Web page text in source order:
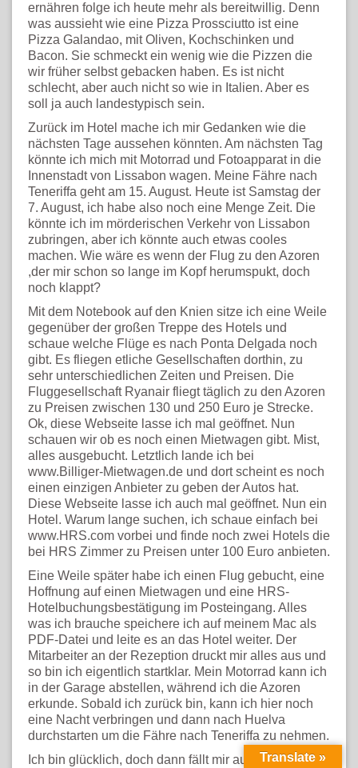
ernähren folge ich heute mehr als bereitwillig. Denn
was aussieht wie eine Pizza Prossciutto ist eine
Pizza Galandao, mit Oliven, Kochschinken und
Bacon. Sie schmeckt ein wenig wie die Pizzen die
wir früher selbst gebacken haben. Es ist nicht
schlecht, aber auch nicht so wie in Italien. Aber es
soll ja auch landestypisch sein.
Zurück im Hotel mache ich mir Gedanken wie die
nächsten Tage aussehen könnten. Am nächsten Tag
könnte ich mich mit Motorrad und Fotoapparat in die
Innenstadt von Lissabon wagen. Meine Fähre nach
Teneriffa geht am 15. August. Heute ist Samstag der
7. August, ich habe also noch eine Menge Zeit. Die
könnte ich im mörderischen Verkehr von Lissabon
zubringen, aber ich könnte auch etwas cooles
machen. Wie wäre es wenn der Flug zu den Azoren
,der mir schon so lange im Kopf herumspukt, doch
noch klappt?
Mit dem Notebook auf den Knien sitze ich eine Weile
gegenüber der großen Treppe des Hotels und
schaue welche Flüge es nach Ponta Delgada noch
gibt. Es fliegen etliche Gesellschaften dorthin, zu
sehr unterschiedlichen Zeiten und Preisen. Die
Fluggesellschaft Ryanair fliegt täglich zu den Azoren
zu Preisen zwischen 130 und 250 Euro je Strecke.
Ok, diese Webseite lasse ich mal geöffnet. Nun
schauen wir ob es noch einen Mietwagen gibt. Mist,
alles ausgebucht. Letztlich lande ich bei
www.Billiger-Mietwagen.de und dort scheint es noch
einen einzigen Anbieter zu geben der Autos hat.
Diese Webseite lasse ich auch mal geöffnet. Nun ein
Hotel. Warum lange suchen, ich schaue einfach bei
www.HRS.com vorbei und finde noch zwei Hotels die
bei HRS Zimmer zu Preisen unter 100 Euro anbieten.
Eine Weile später habe ich einen Flug gebucht, eine
Hoffnung auf einen Mietwagen und eine HRS-
Hotelbuchungsbestätigung im Posteingang. Alles
was ich brauche speichere ich auf meinem Mac als
PDF-Datei und leite es an das Hotel weiter. Der
Mitarbeiter an der Rezeption druckt mir alles aus und
so bin ich eigentlich startklar. Mein Motorrad kann ich
in der Garage abstellen, während ich die Azoren
erkunde. Sobald ich zurück bin, kann ich hier noch
eine Nacht verbringen und dann nach Huelva
durchstarten um die Fähre nach Teneriffa zu nehmen.
Ich bin glücklich, doch dann fällt mir auf, dass mein
Translate »